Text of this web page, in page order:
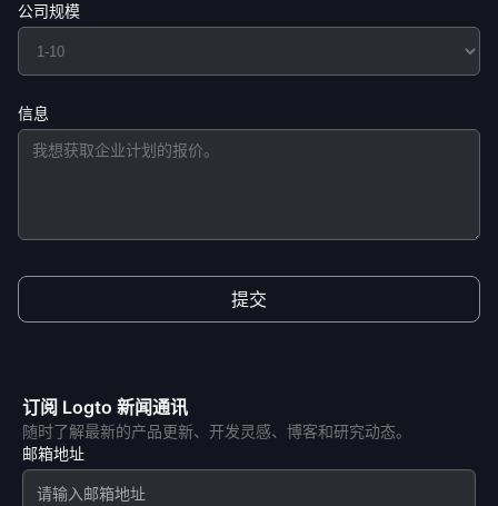
公司规模
信息
提交
订阅 Logto 新闻通讯
随时了解最新的产品更新、开发灵感、博客和研究动态。
邮箱地址